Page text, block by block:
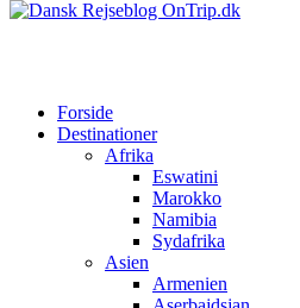
Forside
Destinationer
Afrika
Eswatini
Marokko
Namibia
Sydafrika
Asien
Armenien